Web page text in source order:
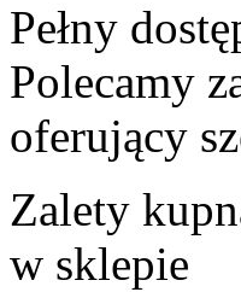
Pełny
Polecamy
oferujący
Zalety
w sklepie